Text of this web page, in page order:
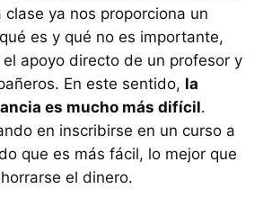
ya nos proporciona un
es y qué no es importante,
apoyo directo de un profesor y
En este sentido, la
es mucho más difícil.
en inscribirse en un curso a
que es más fácil, lo mejor que
el dinero.